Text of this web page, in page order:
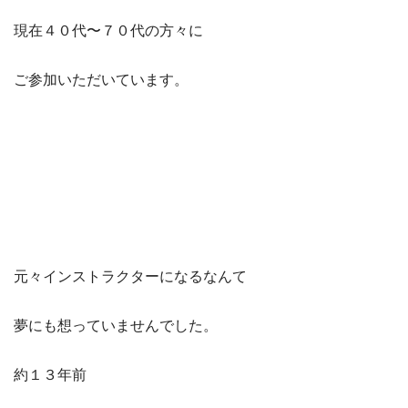
現在４０代〜７０代の方々に
ご参加いただいています。
元々インストラクターになるなんて
夢にも想っていませんでした。
約１３年前